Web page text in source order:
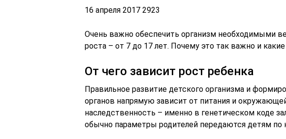
16 апреля 2017 2923
Очень важно обеспечить организм необходимыми
роста – от 7 до 17 лет. Почему это так важно и
От чего зависит рост ребенка
Правильное развитие детского организма и
органов напрямую зависит от питания и
наследственность – именно в генетическом коде
обычно параметры родителей передаются детям по